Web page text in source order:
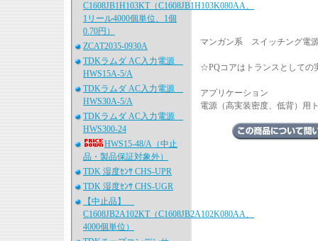
C1608JB1H103KT（C1608JB1H103K080AA、
1リール4000個単位、1個
0.70円）
ZCAT2035-0930A
TDKラムダ AC入力電源
HWS15A-5/A
TDKラムダ AC入力電源
HWS30A-5/A
TDKラムダ AC入力電源
HWS300-24
HWS15-48/A（中止
品・製品保証対象外）
TDK 湿度ｾﾝｻ CHS-UPR
TDK 湿度ｾﾝｻ CHS-UGR
【中止品】
C1608JB2A102KT（C1608JB2A102K080AA、
4000個単位）
マンガン系 スイッチング電
☆PQコアはトランスとしての
アプリケーション
電源（高実装密度、低背）用